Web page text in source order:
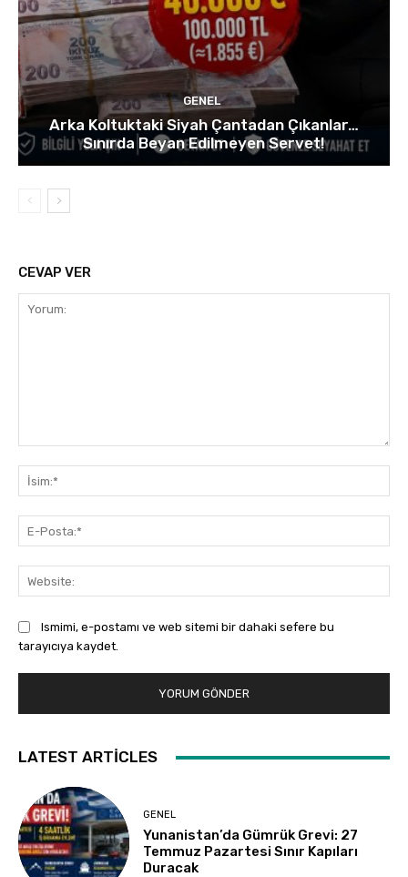
GENEL
Arka Koltuktaki Siyah Çantadan Çıkanlar…
Sınırda Beyan Edilmeyen Servet!
CEVAP VER
Ismimi, e-postamı ve web sitemi bir dahaki sefere bu
tarayıcıya kaydet.
LATEST ARTICLES
GENEL
Yunanistan’da Gümrük Grevi: 27
Temmuz Pazartesi Sınır Kapıları
Duracak